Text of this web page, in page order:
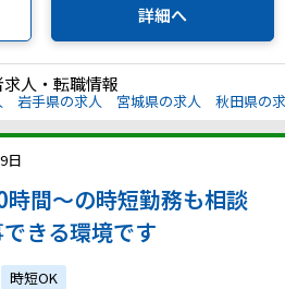
詳細へ
人・転職情報
岩手県の求人 宮城県の求人 秋田県の
日
時間～の時短勤務も相談
きる環境です
時短OK